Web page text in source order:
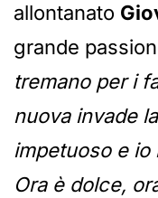
allontanato
grande
tremano per i
nuova invade
impetuoso e io
Ora è dolce,